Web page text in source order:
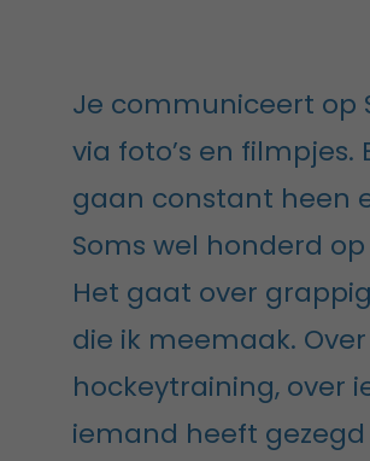
Je communiceert op
via foto’s en filmpjes.
gaan constant heen
Soms wel honderd
Het gaat over
die ik meemaak.
hockeytraining, over
iemand heeft gezegd